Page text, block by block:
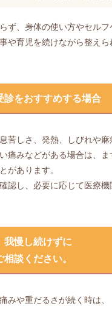
ず、身体の使い方やセル
や育児を続けながら整えら
診をおすすめする場合
苦しさ、発熱、しびれや
痛みなどがある場合は、
があります。
認し、必要に応じて医療
我慢し続けずに
談ください。
みや重だるさが続く時は、